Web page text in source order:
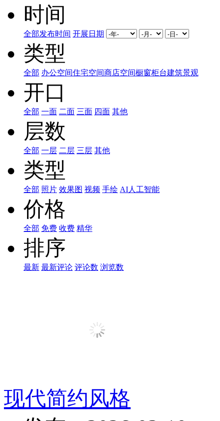
时间
全部发布时间 开展日期
类型
全部 办公空间住宅空间商店空间橱窗柜台建筑景观
开口
全部 一面 二面 三面 四面 其他
层数
全部 一层 二层 三层 其他
类型
全部 照片 效果图 视频 手绘 AI人工智能
价格
全部 免费 收费 精华
排序
最新 最新评论 评论数 浏览数
现代简约风格